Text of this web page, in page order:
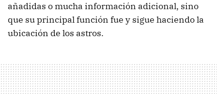
añadidas o mucha información adicional, sino
que su principal función fue y sigue haciendo la
ubicación de los astros.